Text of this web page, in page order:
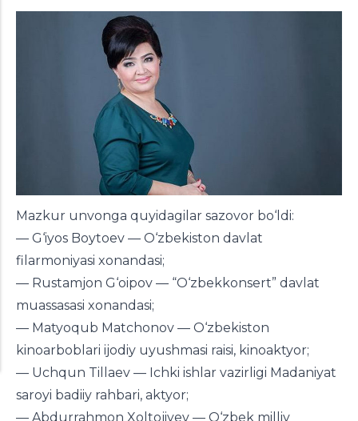
Mazkur unvonga quyidagilar sazovor bo‘ldi:
— G‘iyos Boytoev — O‘zbekiston davlat
filarmoniyasi xonandasi;
— Rustamjon G‘oipov — “O‘zbekkonsert” davlat
muassasasi xonandasi;
— Matyoqub Matchonov — O‘zbekiston
kinoarboblari ijodiy uyushmasi raisi, kinoaktyor;
— Uchqun Tillaev — Ichki ishlar vazirligi Madaniyat
saroyi badiiy rahbari, aktyor;
— Abdurrahmon Xoltojiyev — O‘zbek milliy